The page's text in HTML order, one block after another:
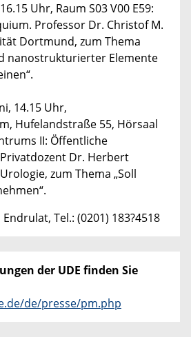
Uhr, Raum S03 V00 E59:
Professor Dr. Christof M.
Dortmund, zum Thema
nanostrukturierter Elemente
14.15 Uhr,
Hufelandstraße 55, Hörsaal
II: Öffentliche
Dr. Herbert
zum Thema „Soll
Tel.: (0201) 183?4518
der UDE finden Sie
de/presse/pm.php